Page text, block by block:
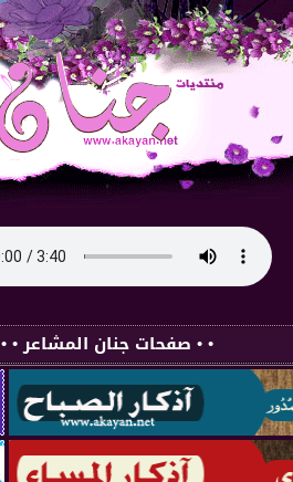
• • صفحات جنان المشاعر • •